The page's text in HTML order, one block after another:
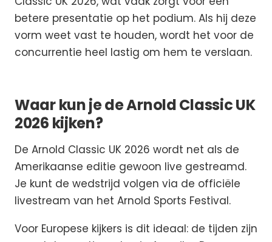
betere presentatie op het podium. Als hij deze
vorm weet vast te houden, wordt het voor de
concurrentie heel lastig om hem te verslaan.
Waar kun je de Arnold Classic UK
2026 kijken?
De Arnold Classic UK 2026 wordt net als de
Amerikaanse editie gewoon live gestreamd.
Je kunt de wedstrijd volgen via de officiële
livestream van het Arnold Sports Festival.
Voor Europese kijkers is dit ideaal: de tijden zijn